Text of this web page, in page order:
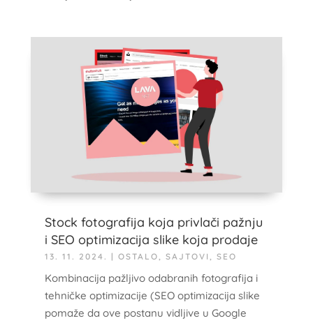
Stock fotografija koja privlači pažnju
i SEO optimizacija slike koja prodaje
13. 11. 2024. | OSTALO, SAJTOVI , SEO
Kombinacija pažljivo odabranih fotografija i
tehničke optimizacije (SEO optimizacija slike
pomaže da ove postanu vidljive u Google